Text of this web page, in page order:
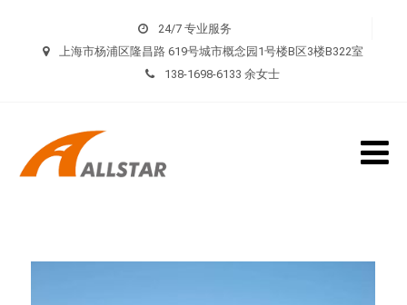
24/7 专业服务
上海市杨浦区隆昌路 619号城市概念园1号楼B区3楼B322室
138-1698-6133 余女士